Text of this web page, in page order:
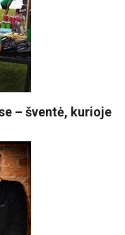
– šventė, kurioje